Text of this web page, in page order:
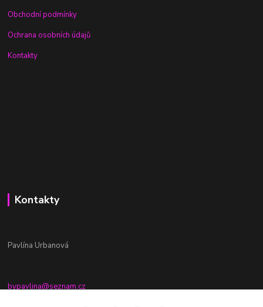
Obchodní podmínky
Ochrana osobních údajů
Kontakty
Kontakty
Pavlína Urbanová
bypavlina@seznam.cz